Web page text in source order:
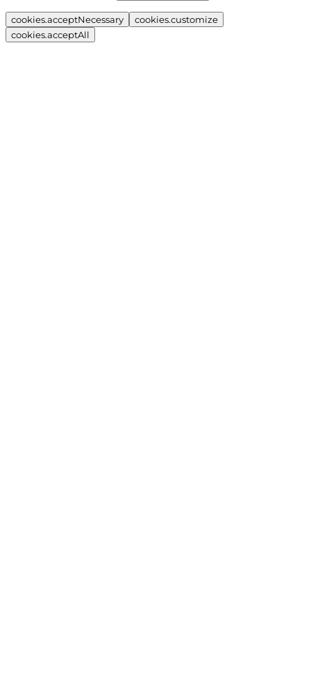
cookies.acceptNecessary
cookies.customize
cookies.acceptAll